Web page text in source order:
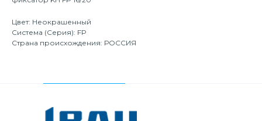
Цвет: Неокрашенный
Система (Серия): FP
Страна происхождения: РОССИЯ